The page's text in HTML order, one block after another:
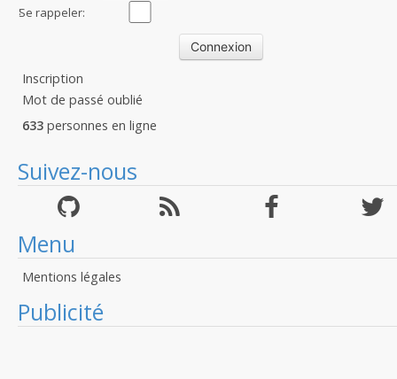
:Se rappeler:
Inscription
Mot de passé oublié
633 personnes en ligne
Suivez-nous
Menu
Mentions légales
Publicité